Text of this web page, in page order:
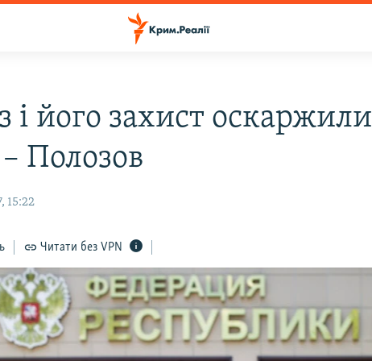
і його захист оскаржили
Полозов
15:22
Читати без VPN